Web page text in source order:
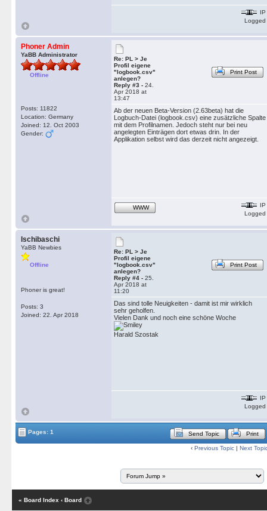
IP
Logged
Phoner Admin
YaBB Administrator
Offline
Posts: 11822
Location: Germany
Joined: 12. Oct 2003
Gender:
Re: PL > Je
Profil eigene
"logbook.csv"
anlegen?
Reply #3 - 24.
Apr 2018 at
13:47
Print Post
Ab der neuen Beta-Version (2.63beta) hat die
Logbuch-Datei (logbook.csv) eine zusätzliche Spalte
mit dem Profilnamen. Jedoch steht nur bei neu
angelegten Einträgen dort etwas drin. In der
Applikation selbst wird das derzeit nicht angezeigt.
WWW
IP
Logged
Ischibaschi
YaBB Newbies
Offline
Phoner is great!
Posts: 3
Joined: 22. Apr 2018
Re: PL > Je
Profil eigene
"logbook.csv"
anlegen?
Reply #4 - 25.
Apr 2018 at
11:20
Print Post
Das sind tolle Neuigkeiten - damit ist mir wirklich
sehr geholfen.
Vielen Dank und noch eine schöne Woche
Harald Szostak
IP
Logged
Pages: 1 Send Topic Print
‹ Previous Topic | Next
« Board Index ‹ Board